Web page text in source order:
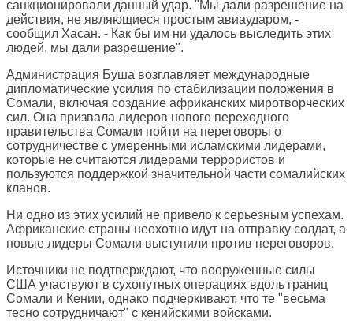
санкционировали данный удар. "Мы дали разрешение на
действия, не являющиеся простым авиаударом, -
сообщил Хасан. - Как бы им ни удалось выследить этих
людей, мы дали разрешение".
Администрация Буша возглавляет международные
дипломатические усилия по стабилизации положения в
Сомали, включая создание африканских миротворческих
сил. Она призвала лидеров нового переходного
правительства Сомали пойти на переговоры о
сотрудничестве с умеренными исламскими лидерами,
которые не считаются лидерами террористов и
пользуются поддержкой значительной части сомалийских
кланов.
Ни одно из этих усилий не привело к серьезным успехам.
Африканские страны неохотно идут на отправку солдат, а
новые лидеры Сомали выступили против переговоров.
Источники не подтверждают, что вооруженные силы
США участвуют в сухопутных операциях вдоль границ
Сомали и Кении, однако подчеркивают, что те "весьма
тесно сотрудничают" с кенийскими войсками.